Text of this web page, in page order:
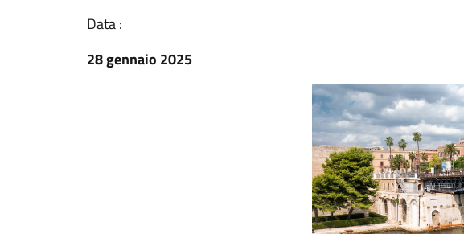
Data :
28 gennaio 2025